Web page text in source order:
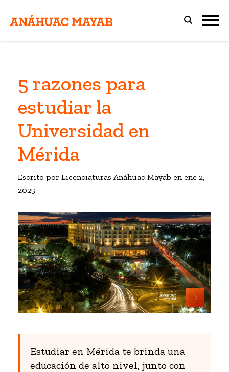
5 razones para
estudiar la
Universidad en
Mérida
Escrito por Licenciaturas Anáhuac Mayab enene 2,
2025
Estudiar en Mérida te brinda una
educación de alto nivel, junto con